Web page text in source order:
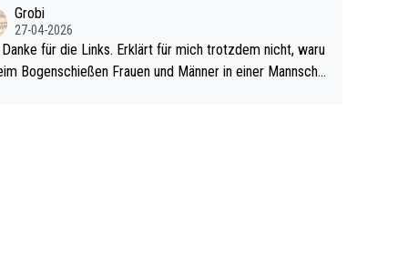
könnten teils wirksam behandelt werden! Dafür müsst
nur zum Neurologen und nicht zum Mentaltrainer gehe
Grobi
27-04-2026
Danke für die Links. Erklärt für mich trotzdem nicht, waru
Bogenschießen Frauen und Männer in einer Mannscha